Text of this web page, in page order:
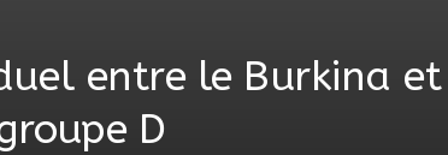
entre le Burkina et
D